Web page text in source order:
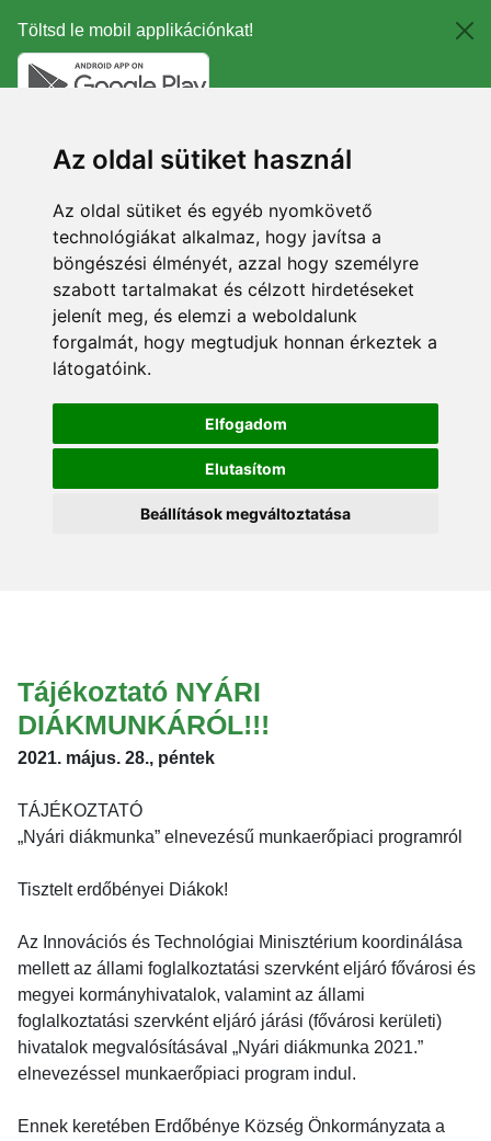
Töltsd le mobil applikációnkat!
Az oldal sütiket használ
Az oldal sütiket és egyéb nyomkövető
technológiákat alkalmaz, hogy javítsa a
böngészési élményét, azzal hogy személyre
szabott tartalmakat és célzott hirdetéseket
jelenít meg, és elemzi a weboldalunk
forgalmát, hogy megtudjuk honnan érkeztek a
látogatóink.
Elfogadom
Elutasítom
Beállítások megváltoztatása
Tájékoztató NYÁRI
DIÁKMUNKÁRÓL!!!
2021. május. 28., péntek
TÁJÉKOZTATÓ
„Nyári diákmunka” elnevezésű munkaerőpiaci programról
Tisztelt erdőbényei Diákok!
Az Innovációs és Technológiai Minisztérium koordinálása
mellett az állami foglalkoztatási szervként eljáró fővárosi és
megyei kormányhivatalok, valamint az állami
foglalkoztatási szervként eljáró járási (fővárosi kerületi)
hivatalok megvalósításával „Nyári diákmunka 2021.”
elnevezéssel munkaerőpiaci program indul.
Ennek keretében Erdőbénye Község Önkormányzata a